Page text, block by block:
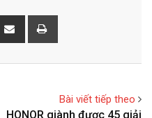
h
r
Bài viết tiếp theo
HONOR giành được 45 giải